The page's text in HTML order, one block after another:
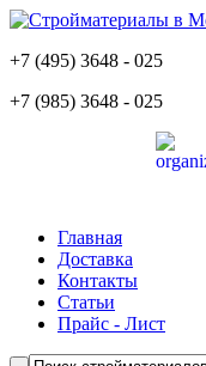
+7 (495) 3648 - 025
+7 (985) 3648 - 025
Главная
Доставка
Контакты
Статьи
Прайс - Лист